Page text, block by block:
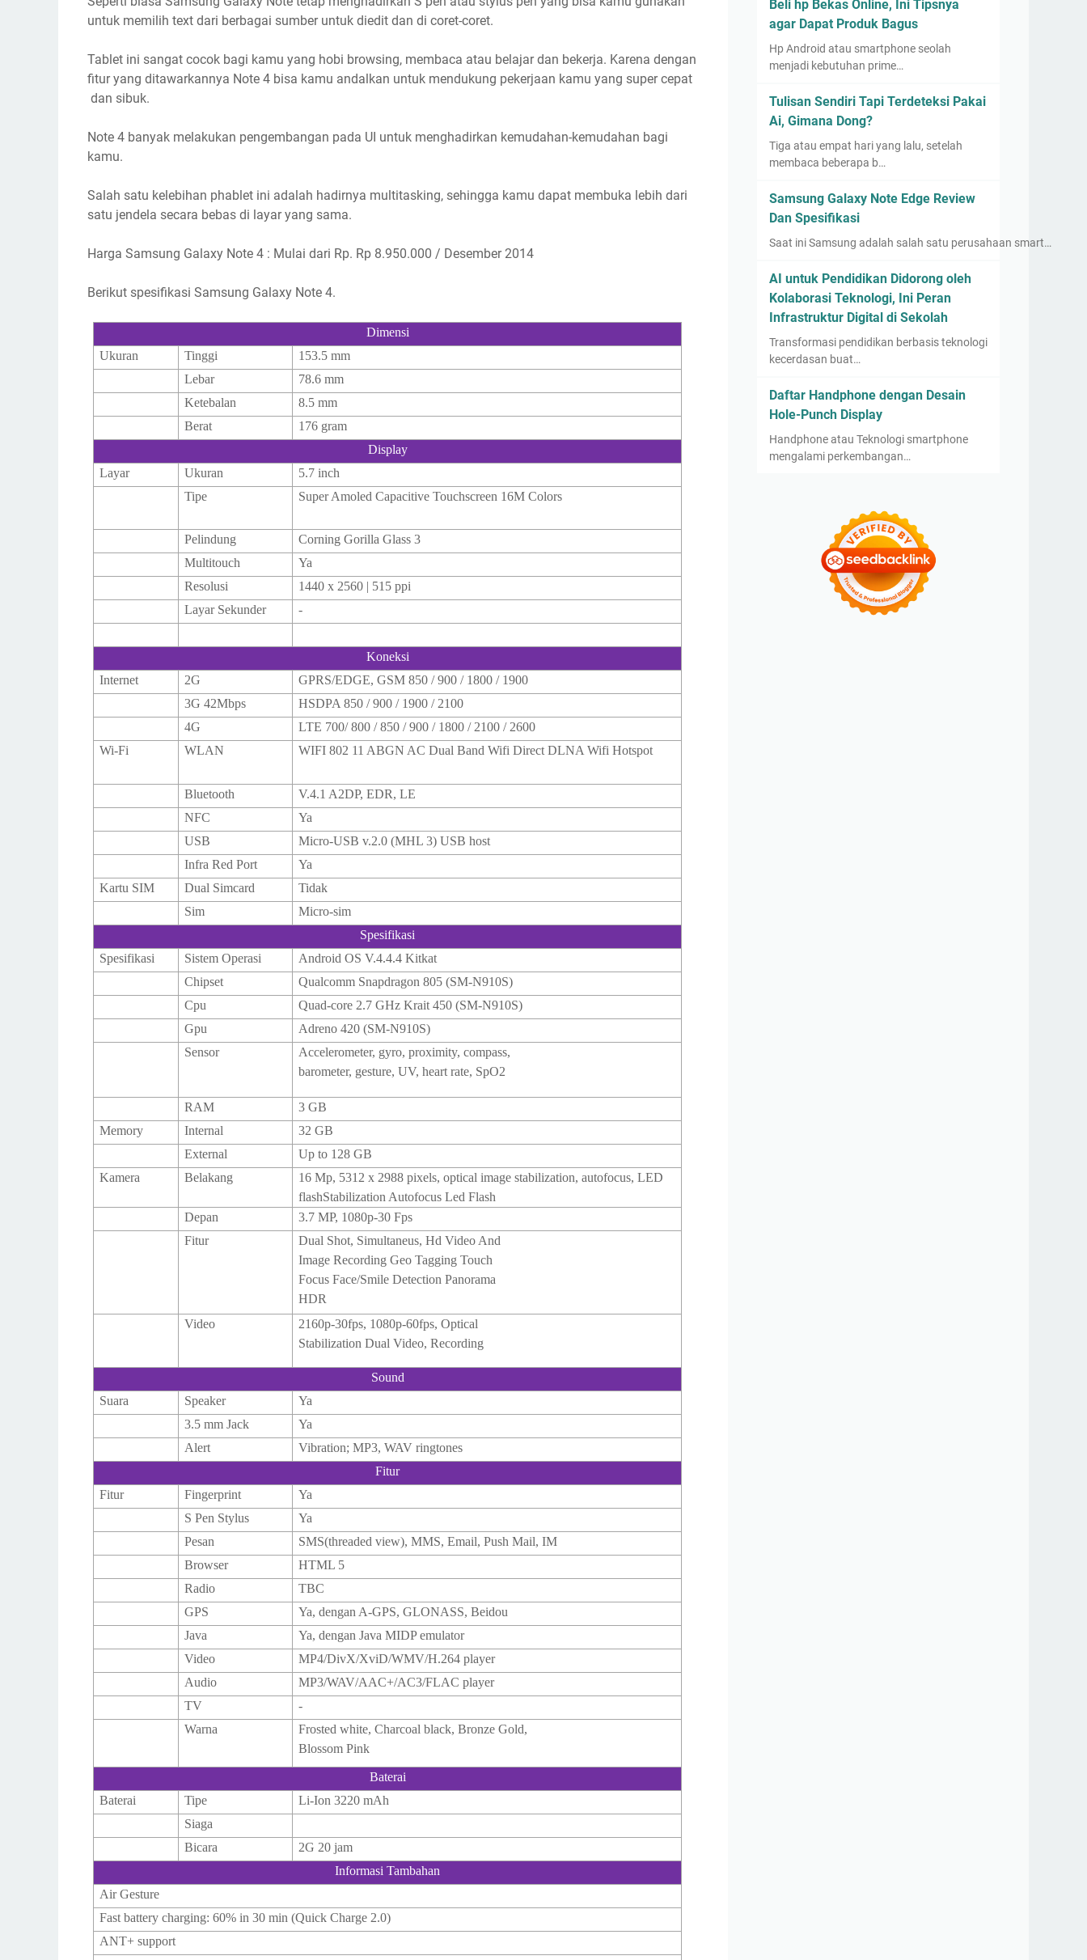
untuk memilih text dari berbagai sumber untuk diedit dan di coret-coret.
Tablet ini sangat cocok bagi kamu yang hobi browsing, membaca atau belajar dan bekerja. Karena dengan
fitur yang ditawarkannya Note 4 bisa kamu andalkan untuk mendukung pekerjaan kamu yang super cepat
dan sibuk.
Note 4 banyak melakukan pengembangan pada UI untuk menghadirkan kemudahan-kemudahan bagi
kamu.
Salah satu kelebihan phablet ini adalah hadirnya multitasking, sehingga kamu dapat membuka lebih dari
satu jendela secara bebas di layar yang sama.
Harga Samsung Galaxy Note 4 : Mulai dari Rp. Rp 8.950.000 / Desember 2014
Berikut spesifikasi Samsung Galaxy Note 4.
Dimensi
Ukuran
Tinggi
153.5 mm
Lebar
78.6 mm
Ketebalan
8.5 mm
Berat
176 gram
Display
Layar
Ukuran
5.7 inch
Tipe
Super Amoled Capacitive Touchscreen 16M Colors
Pelindung
Corning Gorilla Glass 3
Multitouch
Ya
Resolusi
1440 x 2560 | 515 ppi
Layar Sekunder
-
Koneksi
Internet
2G
GPRS/EDGE, GSM 850 / 900 / 1800 / 1900
3G 42Mbps
HSDPA 850 / 900 / 1900 / 2100
4G
LTE 700/ 800 / 850 / 900 / 1800 / 2100 / 2600
Wi-Fi
WLAN WIFI 802 11 ABGN AC Dual Band Wifi Direct DLNA Wifi Hotspot
Bluetooth
V.4.1 A2DP, EDR, LE
NFC
Ya
USB
Micro-USB v.2.0 (MHL 3) USB host
Infra Red Port
Ya
Kartu SIM
Dual Simcard
Tidak
Sim
Micro-sim
Spesifikasi
Spesifikasi
Sistem Operasi
Android OS V.4.4.4 Kitkat
Chipset
Qualcomm Snapdragon 805 (SM-N910S)
Cpu
Quad-core 2.7 GHz Krait 450 (SM-N910S)
Gpu
Adreno 420 (SM-N910S)
Sensor
Accelerometer, gyro, proximity, compass,
barometer, gesture, UV, heart rate, SpO2
RAM
3 GB
Memory
Internal
32 GB
External
Up to 128 GB
Kamera
Belakang
16 Mp, 5312 x 2988 pixels, optical image stabilization, autofocus, LED
flashStabilization Autofocus Led Flash
Depan
3.7 MP, 1080p-30 Fps
Fitur
Dual Shot, Simultaneus, Hd Video And
Image Recording Geo Tagging Touch
Focus Face/Smile Detection Panorama
HDR
Video
2160p-30fps, 1080p-60fps, Optical
Stabilization Dual Video, Recording
Sound
Suara
Speaker
Ya
3.5 mm Jack
Ya
Alert
Vibration; MP3, WAV ringtones
Fitur
Fitur
Fingerprint
Ya
S Pen Stylus
Ya
Pesan
SMS(threaded view), MMS, Email, Push Mail, IM
Browser
HTML 5
Radio
TBC
GPS
Ya, dengan A-GPS, GLONASS, Beidou
Java
Ya, dengan Java MIDP emulator
Video
MP4/DivX/XviD/WMV/H.264 player
Audio
MP3/WAV/AAC+/AC3/FLAC player
TV
-
Warna
Frosted white, Charcoal black, Bronze Gold,
Blossom Pink
Baterai
Baterai
Tipe
Li-Ion 3220 mAh
Siaga
Bicara
2G 20 jam
Informasi Tambahan
Air Gesture
Fast battery charging: 60% in 30 min (Quick Charge 2.0)
ANT+ support
Beli hp Bekas Online, Ini Tipsnya
agar Dapat Produk Bagus
Hp Android atau smartphone seolah
menjadi kebutuhan prime…
Tulisan Sendiri Tapi Terdeteksi Pakai
Ai, Gimana Dong?
Tiga atau empat hari yang lalu, setelah
membaca beberapa b…
Samsung Galaxy Note Edge Review
Dan Spesifikasi
Saat ini Samsung adalah salah satu perusahaan smart…
AI untuk Pendidikan Didorong oleh
Kolaborasi Teknologi, Ini Peran
Infrastruktur Digital di Sekolah
Transformasi pendidikan berbasis teknologi
kecerdasan buat…
Daftar Handphone dengan Desain
Hole-Punch Display
Handphone atau Teknologi smartphone
mengalami perkembangan…